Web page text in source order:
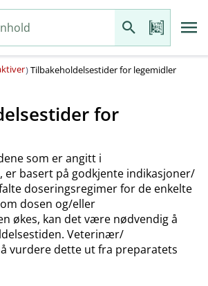
)Tilbakeholdelsestider for legemidler
for
som er angitt i
er basert på godkjente indikasjoner​/​
doseringsregimer for de enkelte
dosen og​/​eller
økes, kan det være nødvendig å
Veterinær​/​
vurdere dette ut fra preparatets